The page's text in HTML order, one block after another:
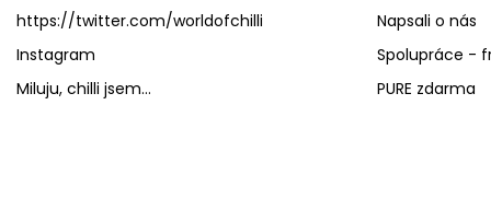
https://twitter.com/worldofchilli
Instagram
Miluju, chilli jsem...
Napsali o nás
Spolupráce -
PURE zdarma